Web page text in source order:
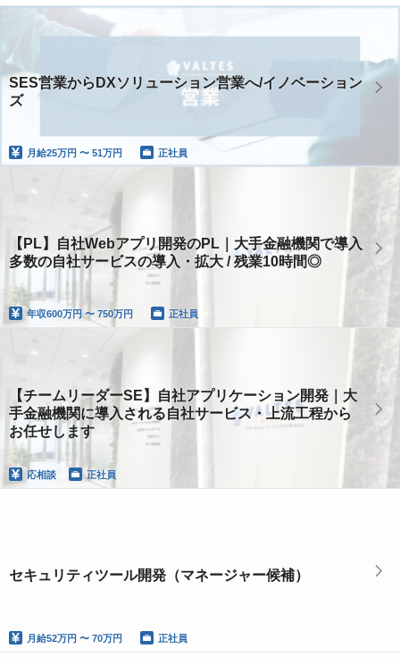
SES営業からDXソリューション営業へ/イノベーション
ズ
月給25万円 〜 51万円 正社員
【PL】自社Webアプリ開発のPL｜大手金融機関で導入
多数の自社サービスの導入・拡大 / 残業10時間◎
年収600万円 〜 750万円 正社員
【チームリーダーSE】自社アプリケーション開発｜大
手金融機関に導入される自社サービス・上流工程から
お任せします
応相談 正社員
セキュリティツール開発（マネージャー候補）
月給52万円 〜 70万円 正社員